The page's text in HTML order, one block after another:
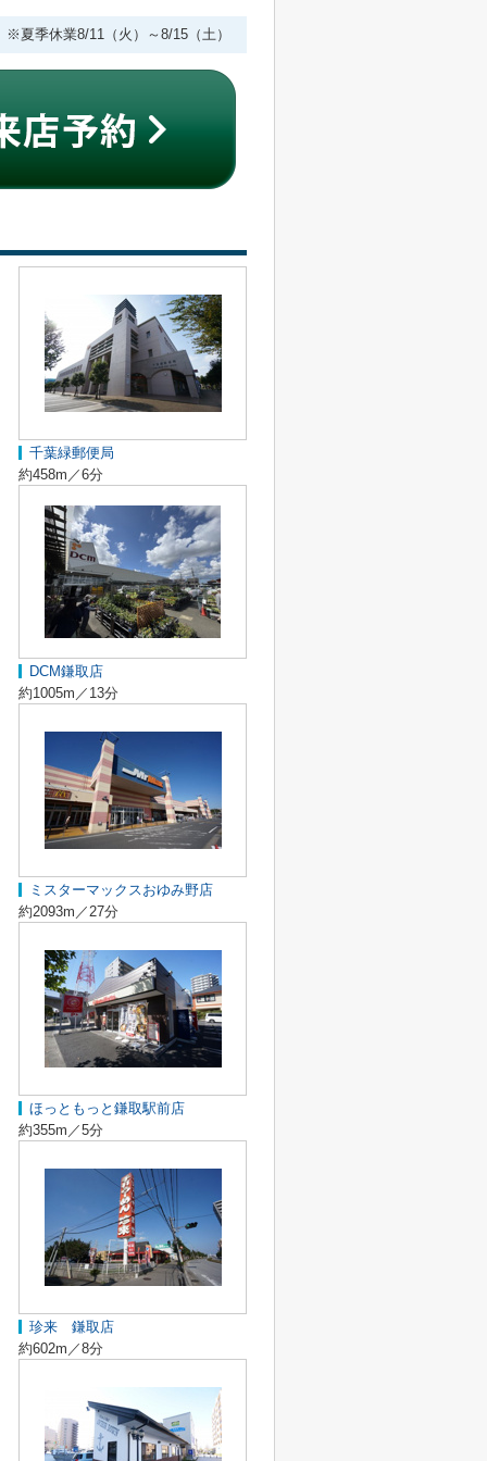
季休業8/11（火）～8/15（土）
千葉緑郵便局
約458m／6分
DCM鎌取店
約1005m／13分
ミスターマックスおゆみ野店
約2093m／27分
ほっともっと鎌取駅前店
約355m／5分
珍来 鎌取店
約602m／8分